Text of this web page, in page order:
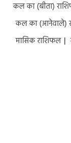
कल का (बीता)
कल का (आनेवाले)
मासिक राशिफल |